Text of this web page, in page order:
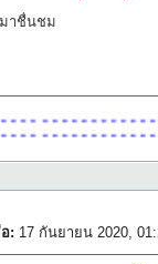
าชื่นชม
รว
: 17 กันยายน 2020,